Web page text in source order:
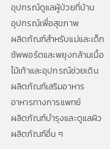
อุปกรณ์ดูแลผู้ป่วยที่บ้าน
อุปกรณ์เพื่อสุขภาพ
ผลิตภัณฑ์สำหรับแม่และเด็ก
ซัพพอร์ตและพยุงกล้ามเนื้อ
ไม้เท้าและอุปกรณ์ช่วยเดิน
ผลิตภัณฑ์เสริมอาหาร
อาหารทางการแพทย์
ผลิตภัณฑ์บำรุงและดูแลผิว
ผลิตภัณฑ์อื่น ๆ